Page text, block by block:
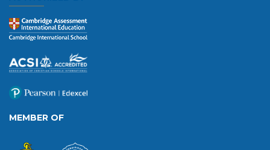
MEMBER OF